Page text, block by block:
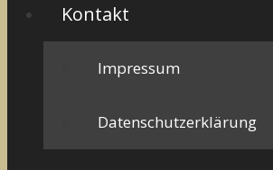
Kontakt
Impressum
Datenschutzerklärung